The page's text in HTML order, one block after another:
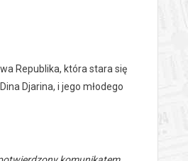
Republika, która stara się
Djarina, i jego młodego